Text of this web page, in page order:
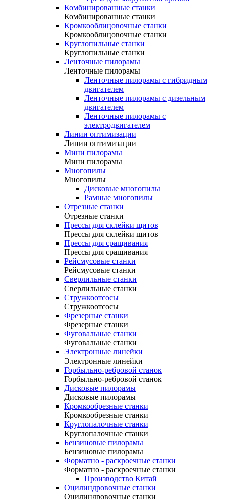
Комбинированные станки
Комбинированные станки
Кромкооблицовочные станки
Кромкооблицовочные станки
Круглопильные станки
Круглопильные станки
Ленточные пилорамы
Ленточные пилорамы
Ленточные пилорамы с гибридным
двигателем
Ленточные пилорамы с дизельным
двигателем
Ленточные пилорамы с
электродвигателем
Линии оптимизации
Линии оптимизации
Мини пилорамы
Мини пилорамы
Многопилы
Многопилы
Дисковые многопилы
Рамные многопилы
Отрезные станки
Отрезные станки
Прессы для склейки щитов
Прессы для склейки щитов
Прессы для сращивания
Прессы для сращивания
Рейсмусовые станки
Рейсмусовые станки
Сверлильные станки
Сверлильные станки
Стружкоотсосы
Стружкоотсосы
Фрезерные станки
Фрезерные станки
Фуговальные станки
Фуговальные станки
Электронные линейки
Электронные линейки
Горбыльно-ребровой станок
Горбыльно-ребровой станок
Дисковые пилорамы
Дисковые пилорамы
Кромкообрезные станки
Кромкообрезные станки
Круглопалочные станки
Круглопалочные станки
Бензиновые пилорамы
Бензиновые пилорамы
Форматно - раскроечные станки
Форматно - раскроечные станки
Производство Китай
Оцилиндровочные станки
Оцилиндровочные станки